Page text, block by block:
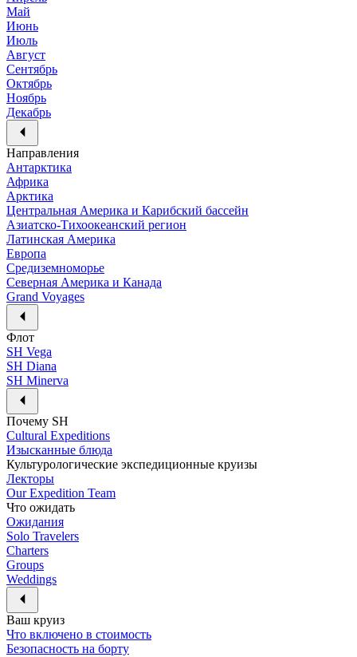
Май
Июнь
Июль
Август
Сентябрь
Октябрь
Ноябрь
Декабрь
Направления
Антарктика
Африка
Арктика
Центральная Америка и Карибский бассейн
Азиатско-Тихоокеанский регион
Латинская Америка
Европа
Средиземноморье
Северная Америка и Канада
Grand Voyages
Флот
SH Vega
SH Diana
SH Minerva
Почему SH
Cultural Expeditions
Изысканные блюда
Культурологические экспедиционные круизы
Лекторы
Our Expedition Team
Что ожидать
Ожидания
Solo Travelers
Charters
Groups
Weddings
Ваш круиз
Что включено в стоимость
Безопасность на борту